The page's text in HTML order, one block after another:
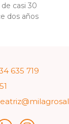
casi 30
dos años
635 719